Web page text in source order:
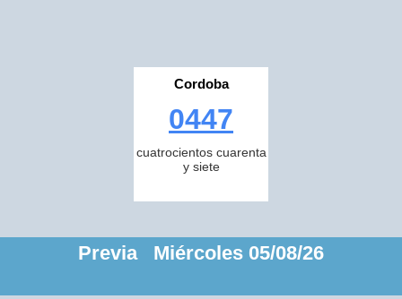
Cordoba
0447
cuatrocientos cuarenta
y siete
Previa Miércoles 05/08/26